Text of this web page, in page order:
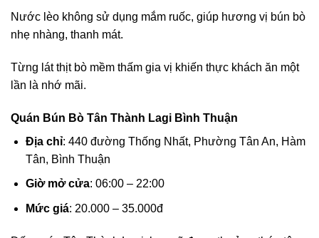
Nước lèo không sử dụng mắm ruốc, giúp hương vị bún bò
nhẹ nhàng, thanh mát.
Từng lát thịt bò mềm thấm gia vị khiến thực khách ăn một
lần là nhớ mãi.
Quán Bún Bò Tân Thành Lagi Bình Thuận
Địa chỉ: 440 đường Thống Nhất, Phường Tân An, Hàm
Tân, Bình Thuận
Giờ mở cửa: 06:00 – 22:00
Mức giá: 20.000 – 35.000đ